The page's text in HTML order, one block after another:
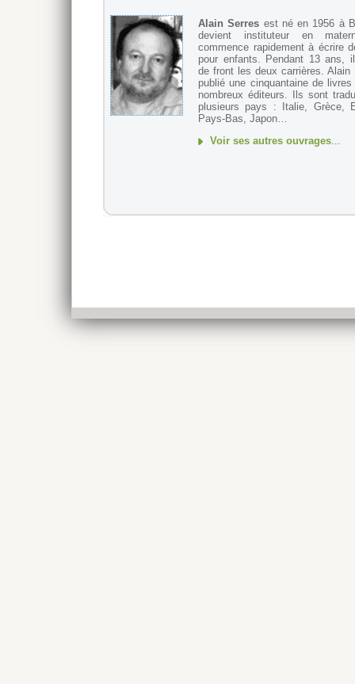
Alain Serres est né en 1956 à
devient instituteur en
commence rapidement à écrire
pour enfants. Pendant 13 ans,
de front les deux carrières. Alain
publié une cinquantaine de
nombreux éditeurs. Ils sont
plusieurs pays : Italie, Grèce,
Pays-Bas, Japon…
Voir ses autres ouvrages...